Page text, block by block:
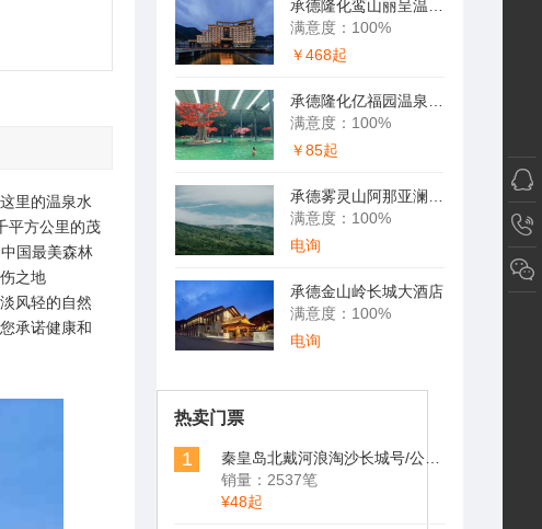
里的温泉水
平方公里的茂
国最美森林
之地
风轻的自然
承诺健康和
满意度：100%
￥468起
满意度：100%
￥85起
满意度：100%
电询
承德金山岭长城大酒店
满意度：100%
电询
热卖门票
1
销量：2537笔
¥48起